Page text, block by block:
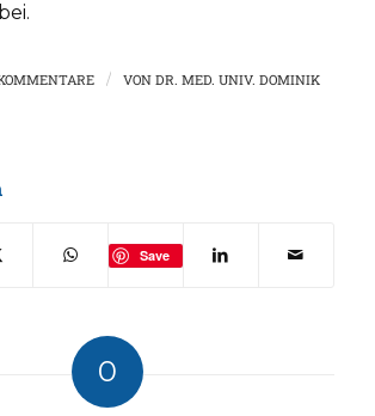
/ VON DR. MED. UNIV. DOMINIK
Save
0